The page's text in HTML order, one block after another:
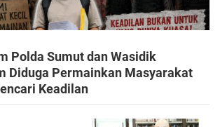
Polda Sumut dan Wasidik
Diduga Permainkan Masyarakat
Keadilan